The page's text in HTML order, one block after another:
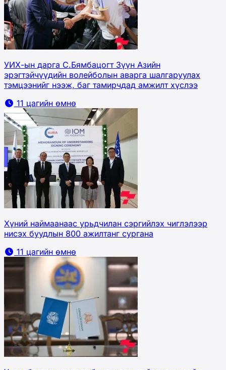
УИХ-ын дарга С.Бямбацогт Зүүн Азийн
эрэгтэйчүүдийн волейболын аварга шалгаруулах
тэмцээнийг нээж, баг тамирчдад амжилт хүслээ
11 цагийн өмнө
Хүний наймаанаас урьдчилан сэргийлэх чиглэлээр
нисэх буудлын 800 ажилтанг сургана
11 цагийн өмнө